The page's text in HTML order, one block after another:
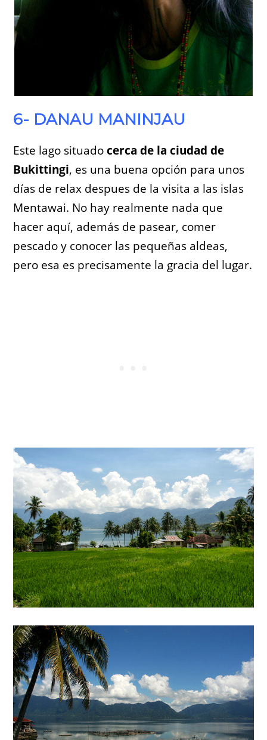
6- DANAU MANINJAU
Este lago situadocerca de la ciudad de
Bukittingi, es una buena opción para unos
días de relax despues de la visita a las islas
Mentawai. No hay realmente nada que
hacer aquí, además de pasear, comer
pescado y conocer las pequeñas aldeas,
pero esa es precisamente la gracia del lugar.